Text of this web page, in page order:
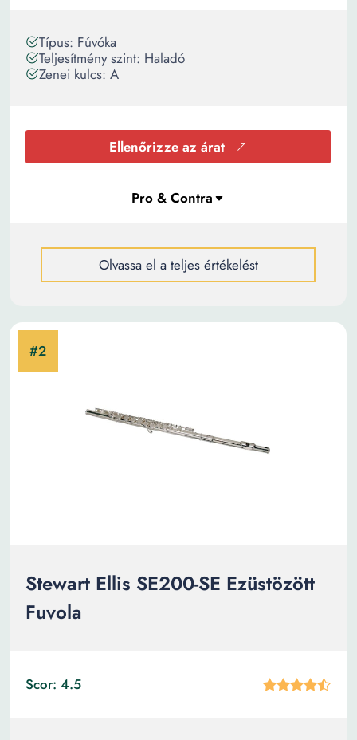
Típus: Fúvóka
Teljesítmény szint: Haladó
Zenei kulcs: A
Ellenőrizze az árat
Olvassa el a teljes értékelést
Stewart Ellis SE200-SE Ezüstözött
Fuvola
Scor: 4.5